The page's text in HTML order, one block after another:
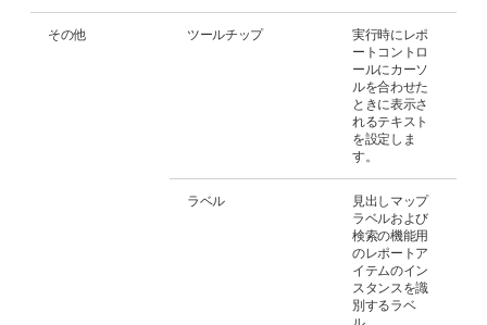
その他 ツールチップ
実行時にレポ
ートコントロ
ールにカーソ
ルを合わせた
ときに表示さ
れるテキスト
を設定しま
す。
ラベル
見出しマップ
ラベルおよび
検索の機能用
のレポートア
イテムのイン
スタンスを識
別するラベ